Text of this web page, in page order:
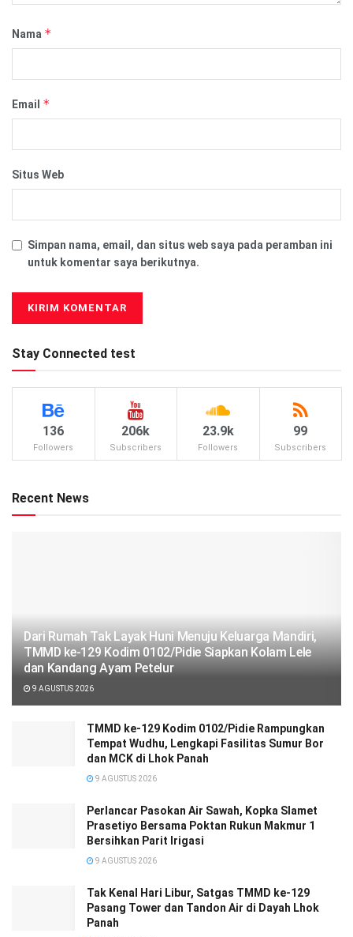
Nama *
Email *
Situs Web
Simpan nama, email, dan situs web saya pada peramban ini
untuk komentar saya berikutnya.
Stay Connected test
136
Followers
206k
Subscribers
23.9k
Followers
99
Subscribers
Recent News
Dari Rumah Tak Layak Huni Menuju Keluarga Mandiri,
TMMD ke-129 Kodim 0102/Pidie Siapkan Kolam Lele
dan Kandang Ayam Petelur
9 AGUSTUS 2026
TMMD ke-129 Kodim 0102/Pidie Rampungkan
Tempat Wudhu, Lengkapi Fasilitas Sumur Bor
dan MCK di Lhok Panah
9 AGUSTUS 2026
Perlancar Pasokan Air Sawah, Kopka Slamet
Prasetiyo Bersama Poktan Rukun Makmur 1
Bersihkan Parit Irigasi
9 AGUSTUS 2026
Tak Kenal Hari Libur, Satgas TMMD ke-129
Pasang Tower dan Tandon Air di Dayah Lhok
Panah